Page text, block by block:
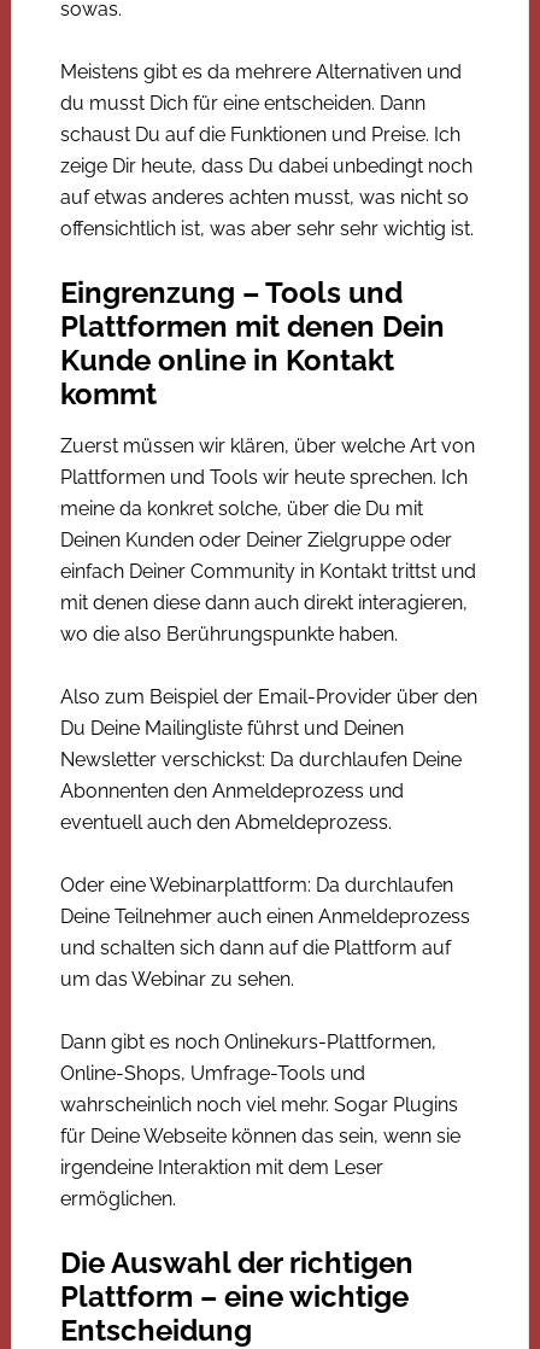
sowas.
Meistens gibt es da mehrere Alternativen und
du musst Dich für eine entscheiden. Dann
schaust Du auf die Funktionen und Preise. Ich
zeige Dir heute, dass Du dabei unbedingt noch
auf etwas anderes achten musst, was nicht so
offensichtlich ist, was aber sehr sehr wichtig ist.
Eingrenzung – Tools und
Plattformen mit denen Dein
Kunde online in Kontakt
kommt
Zuerst müssen wir klären, über welche Art von
Plattformen und Tools wir heute sprechen. Ich
meine da konkret solche, über die Du mit
Deinen Kunden oder Deiner Zielgruppe oder
einfach Deiner Community in Kontakt trittst und
mit denen diese dann auch direkt interagieren,
wo die also Berührungspunkte haben.
Also zum Beispiel der Email-Provider über den
Du Deine Mailingliste führst und Deinen
Newsletter verschickst: Da durchlaufen Deine
Abonnenten den Anmeldeprozess und
eventuell auch den Abmeldeprozess.
Oder eine Webinarplattform: Da durchlaufen
Deine Teilnehmer auch einen Anmeldeprozess
und schalten sich dann auf die Plattform auf
um das Webinar zu sehen.
Dann gibt es noch Onlinekurs-Plattformen,
Online-Shops, Umfrage-Tools und
wahrscheinlich noch viel mehr. Sogar Plugins
für Deine Webseite können das sein, wenn sie
irgendeine Interaktion mit dem Leser
ermöglichen.
Die Auswahl der richtigen
Plattform – eine wichtige
Entscheidung